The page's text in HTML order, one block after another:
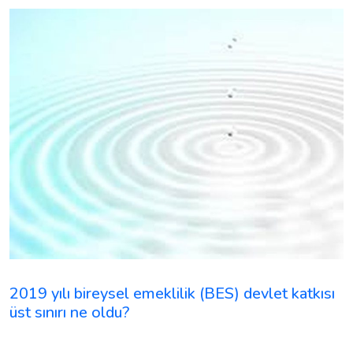
2019 yılı bireysel emeklilik (BES) devlet katkısı
üst sınırı ne oldu?